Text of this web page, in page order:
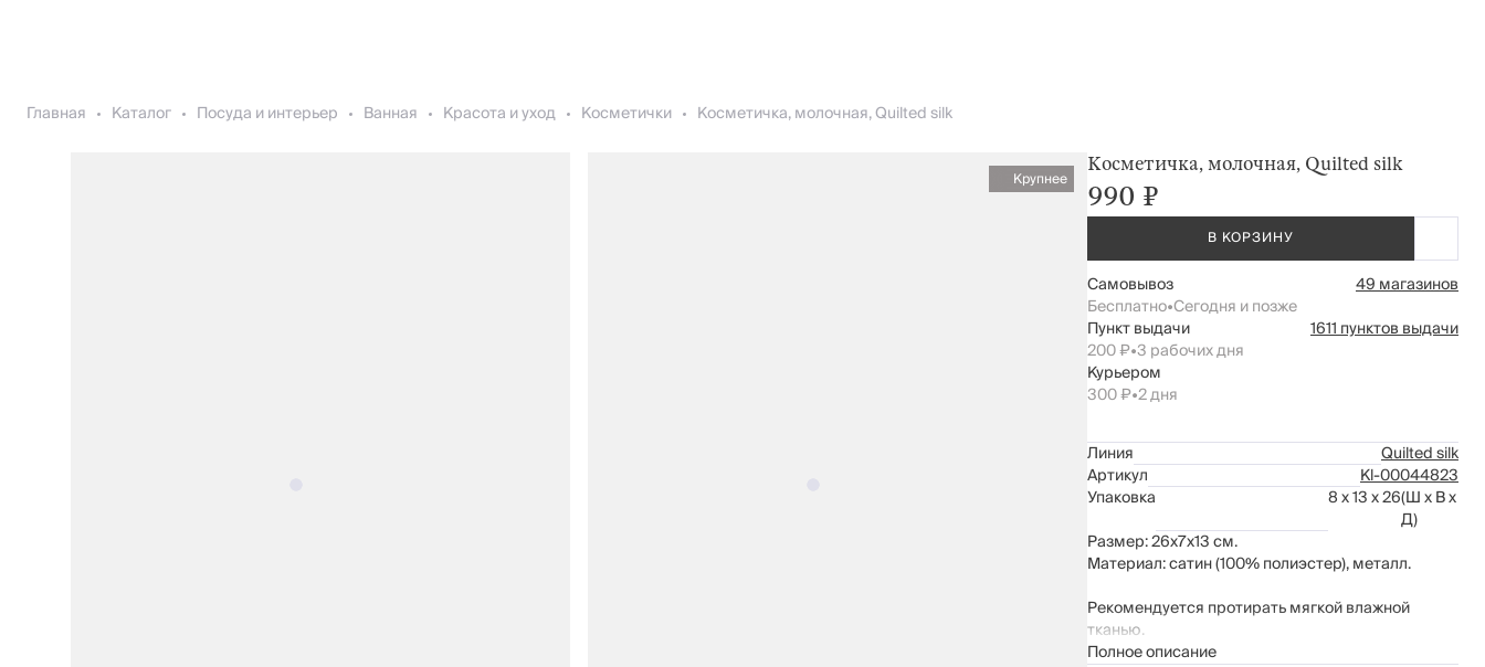
Главная Каталог Посуда и интерьер Ванная Красота и уход Косметички Косметичка, молочная, Quilted silk
Крупнее
Косметичка, молочная, Quilted silk
990 ₽
В КОРЗИНУ
Самовывоз
49 магазинов
Бесплатно•Сегодня и позже
Пункт выдачи
1611 пунктов выдачи
200 ₽•3 рабочих дня
Курьером
300 ₽•2 дня
Линия
Quilted silk
Артикул
Kl-00044823
Упаковка
8 x 13 x 26(Ш x В x
Д)
Размер: 26х7х13 см.
Материал: сатин (100% полиэстер), металл.
Рекомендуется протирать мягкой влажной
тканью.
Полное описание